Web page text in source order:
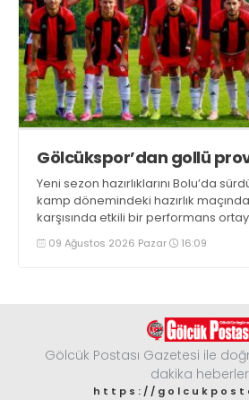
Gölcükspor’dan gollü
Yeni sezon hazırlıklarını Bolu’da
kamp dönemindeki hazırlık maçında
karşısında etkili bir performans
siyahlılar, iki devrede bulduğu
mağlup etti
09 Ağustos 2026 Pazar 16:09
Gölcük Postası Gazetesi ile
dakika
https://